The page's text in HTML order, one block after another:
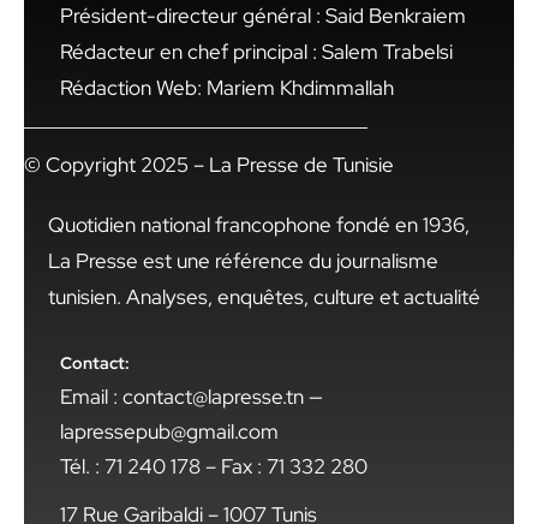
Président-directeur général : Said Benkraiem
Rédacteur en chef principal : Salem Trabelsi
Rédaction Web: Mariem Khdimmallah
© Copyright 2025 – La Presse de Tunisie
Quotidien national francophone fondé en 1936,
La Presse est une référence du journalisme
tunisien. Analyses, enquêtes, culture et actualité
Contact:
Email : contact@lapresse.tn —
lapressepub@gmail.com
Tél. : 71 240 178 – Fax : 71 332 280
17 Rue Garibaldi – 1007 Tunis